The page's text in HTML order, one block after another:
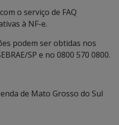
o serviço de FAQ
à NF-e.
podem ser obtidas nos
SP e no 0800 570 0800.
de Mato Grosso do Sul